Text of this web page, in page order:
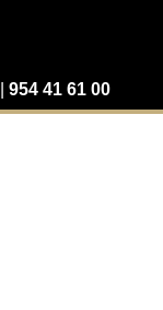
954 41 61 00